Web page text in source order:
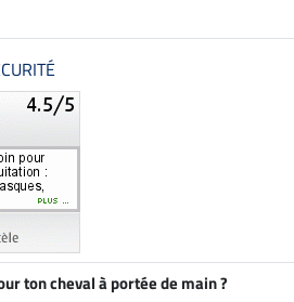
ton cheval à portée de main ?